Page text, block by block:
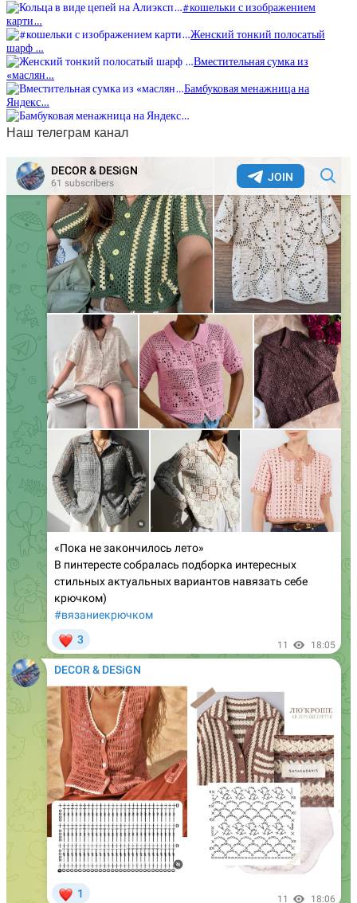
#кошельки с изображением
карти…
Женский тонкий полосатый
шарф …
Вместительная сумка из
«маслян…
Бамбуковая менажница на
Яндекс…
Наш телеграм канал